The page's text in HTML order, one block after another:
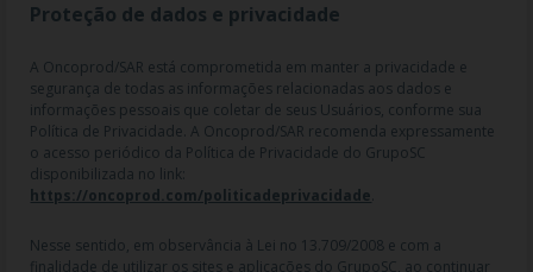
RAZÃO SOCIAL: ONCO PROD DIST. DE PROD. HOSP. E ONCOL. LTDA |
04.307.650/0019-64 | IE: 119.242.793.110 | Endereço R: Olimpíadas, nº
100 2º andar CJ 21 22 - Vila Olímpia - SP | Cep: 04551-000 |
Proteção de dados e privacidade
A Oncoprod/SAR está comprometida em manter a privacidade e
segurança de todas as informações relacionadas aos dados e
informações pessoais que coletar de seus Usuários, conforme sua
Política de Privacidade. A Oncoprod/SAR recomenda expressamente
o acesso periódico da Política de Privacidade do GrupoSC
disponibilizada no link:
https://oncoprod.com/politicadeprivacidade
Nesse sentido, em observância à Lei no 13.709/2008 e com a
finalidade de utilizar os sites e aplicações do GrupoSC, ao continuar